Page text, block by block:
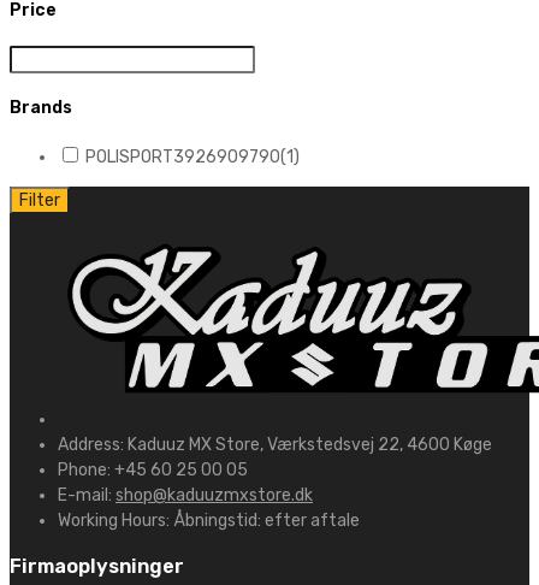
Price
Brands
POLISPORT3926909790(1)
Filter
Address: Kaduuz MX Store, Værkstedsvej 22, 4600 Køge
Phone: +45 60 25 00 05
E-mail: shop@kaduuzmxstore.dk
Working Hours: Åbningstid: efter aftale
Firmaoplysninger